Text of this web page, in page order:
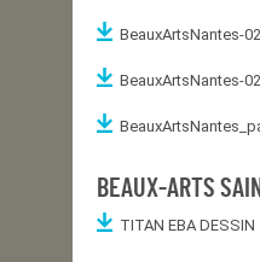
BeauxArtsNantes-
BeauxArtsNantes-
BEAUX-ARTS
TITAN EBA DESSIN